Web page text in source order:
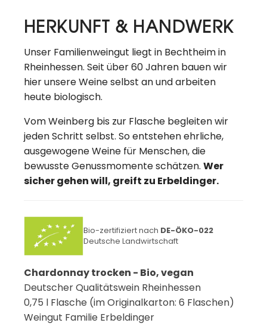
HERKUNFT & HANDWERK
Unser Familienweingut liegt in Bechtheim in
Rheinhessen. Seit über 60 Jahren bauen wir
hier unsere Weine selbst an und arbeiten
heute biologisch.
Vom Weinberg bis zur Flasche begleiten wir
jeden Schritt selbst. So entstehen ehrliche,
ausgewogene Weine für Menschen, die
bewusste Genussmomente schätzen. Wer
sicher gehen will, greift zu Erbeldinger.
Bio-zertifiziert nach DE-ÖKO-022
Deutsche Landwirtschaft
Chardonnay trocken - Bio, vegan
Deutscher Qualitätswein Rheinhessen
0,75 l Flasche (im Originalkarton: 6 Flaschen)
Weingut Familie Erbeldinger